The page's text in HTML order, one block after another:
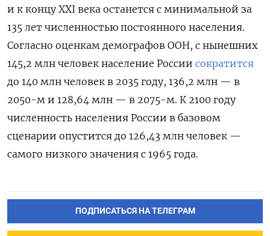
и к концу XXI века останется с минимальной за
135 лет численностью постоянного населения.
Согласно оценкам демографов ООН, с нынешних
145,2 млн человек население России сократится
до 140 млн человек в 2035 году, 136,2 млн — в
2050-м и 128,64 млн — в 2075-м. К 2100 году
численность населения России в базовом
сценарии опустится до 126,43 млн человек —
самого низкого значения с 1965 года.
ПОДПИСАТЬСЯ НА ТЕЛЕГРАМ